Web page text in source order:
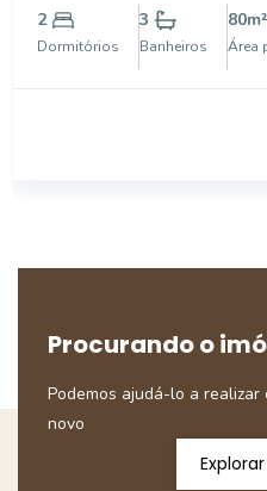
versátil para diferentes estilos de vida. A
contempla duas suítes,
2
Dormitórios
3
Banheiros
80m²
Área
Procurando o
Podemos ajudá-lo a
novo